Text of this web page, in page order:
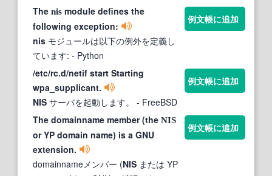
The nis module defines the
following exception:
nis モジュールは以下の例外を定義し
ています: - Python
例文帳に追加
/etc/rc.d/netif start Starting
wpa_supplicant.
NIS サーバを起動します。 - FreeBSD
例文帳に追加
The domainname member (the NIS
or YP domain name) is a GNU
extension.
domainnameメンバー (NIS または YP
例文帳に追加